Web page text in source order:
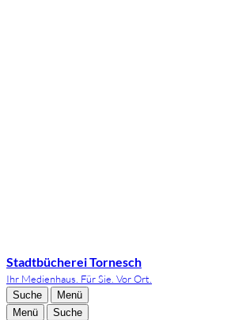
Stadtbücherei Tornesch
Ihr Medienhaus. Für Sie. Vor Ort.
Suche
Menü
Menü
Suche